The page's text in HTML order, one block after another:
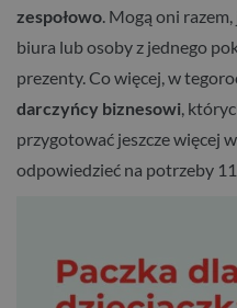
zespołowo. Mogą oni
biura lub osoby z jednego
prezenty. Co więcej, w
darczyńcy biznesowi,
przygotować jeszcze więcej
odpowiedzieć na potrzeby